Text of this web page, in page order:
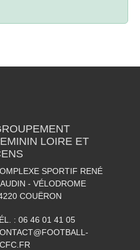
LOIRE ET
SPORTIF RENÉ
- VÉLODROME
COUËRON
: 06 46 01 41 05